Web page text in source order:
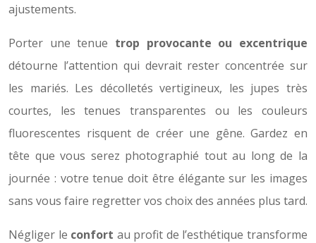
ajustements.
Porter une tenue trop provocante ou excentrique
détourne l’attention qui devrait rester concentrée sur
les mariés. Les décolletés vertigineux, les jupes très
courtes, les tenues transparentes ou les couleurs
fluorescentes risquent de créer une gêne. Gardez en
tête que vous serez photographié tout au long de la
journée : votre tenue doit être élégante sur les images
sans vous faire regretter vos choix des années plus tard.
Négliger le confort au profit de l’esthétique transforme